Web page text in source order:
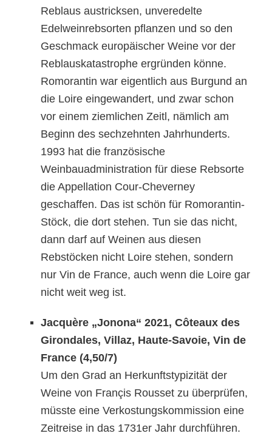
Reblaus austricksen, unveredelte
Edelweinrebsorten pflanzen und so den
Geschmack europäischer Weine vor der
Reblauskatastrophe ergründen könne.
Romorantin war eigentlich aus Burgund an
die Loire eingewandert, und zwar schon
vor einem ziemlichen Zeitl, nämlich am
Beginn des sechzehnten Jahrhunderts.
1993 hat die französische
Weinbauadministration für diese Rebsorte
die Appellation Cour-Cheverney
geschaffen. Das ist schön für Romorantin-
Stöck, die dort stehen. Tun sie das nicht,
dann darf auf Weinen aus diesen
Rebstöcken nicht Loire stehen, sondern
nur Vin de France, auch wenn die Loire gar
nicht weit weg ist.
Jacquère „Jonona“ 2021, Côteaux des
Girondales, Villaz, Haute-Savoie, Vin de
France (4,50/7)
Um den Grad an Herkunftstypizität der
Weine von Françis Rousset zu überprüfen,
müsste eine Verkostungskommission eine
Zeitreise in das 1731er Jahr durchführen.